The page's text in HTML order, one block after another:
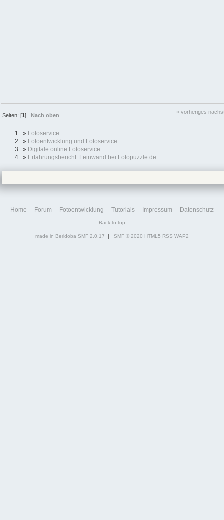
Seiten: [1]Nach oben
« vorheriges
» Fotoservice
» Fotoentwicklung und Fotoservice
» Digitale online Fotoservice
» Erfahrungsbericht: Leinwand bei Fotopuzzle.de
Home Forum Fotoentwicklung Tutorials Impressum Datenschutz
Back to top
made in Berldoba SMF 2.0.17 | SMF © 2020 HTML5 RSS WAP2